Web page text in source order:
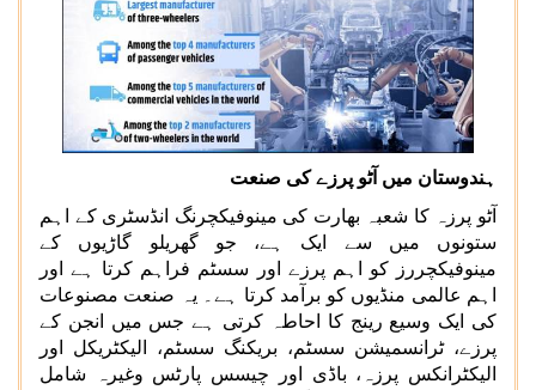
ہندوستان میں آٹو پرزے کی صنعت
آٹو پرزہ کا شعبہ بھارت کی مینوفیکچرنگ انڈسٹری کے اہم
ستونوں میں سے ایک ہے، جو گھریلو گاڑیوں کے
مینوفیکچررز کو اہم پرزے اور سسٹم فراہم کرتا ہے اور
اہم عالمی منڈیوں کو برآمد کرتا ہے۔ یہ صنعت مصنوعات
کی ایک وسیع رینج کا احاطہ کرتی ہے جس میں انجن کے
پرزے، ٹرانسمیشن سسٹم، بریکنگ سسٹم، الیکٹریکل اور
الیکٹرانکس پرزہ، باڈی اور چیسس پارٹس وغیرہ شامل